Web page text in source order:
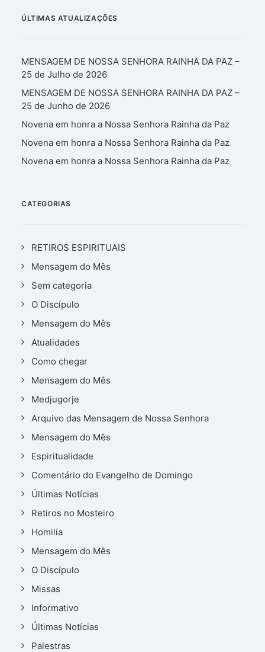
ÚLTIMAS ATUALIZAÇÕES
MENSAGEM DE NOSSA SENHORA RAINHA DA PAZ –
25 de Julho de 2026
MENSAGEM DE NOSSA SENHORA RAINHA DA PAZ –
25 de Junho de 2026
Novena em honra a Nossa Senhora Rainha da Paz
Novena em honra a Nossa Senhora Rainha da Paz
Novena em honra a Nossa Senhora Rainha da Paz
CATEGORIAS
RETIROS ESPIRITUAIS
Mensagem do Mês
Sem categoria
O Discípulo
Mensagem do Mês
Atualidades
Como chegar
Mensagem do Mês
Medjugorje
Arquivo das Mensagem de Nossa Senhora
Mensagem do Mês
Espiritualidade
Comentário do Evangelho de Domingo
Últimas Notícias
Retiros no Mosteiro
Homilia
Mensagem do Mês
O Discípulo
Missas
Informativo
Últimas Notícias
Palestras